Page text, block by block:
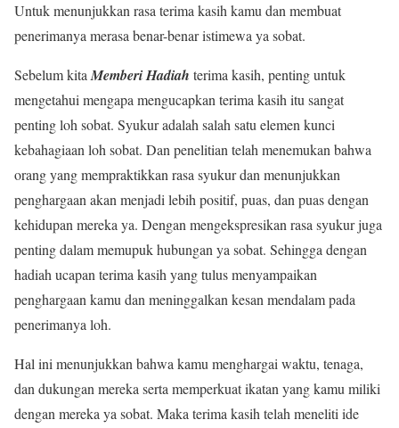
Untuk menunjukkan rasa terima kasih kamu dan membuat
penerimanya merasa benar-benar istimewa ya sobat.
Sebelum kita Memberi Hadiah terima kasih, penting untuk
mengetahui mengapa mengucapkan terima kasih itu sangat
penting loh sobat. Syukur adalah salah satu elemen kunci
kebahagiaan loh sobat. Dan penelitian telah menemukan bahwa
orang yang mempraktikkan rasa syukur dan menunjukkan
penghargaan akan menjadi lebih positif, puas, dan puas dengan
kehidupan mereka ya. Dengan mengekspresikan rasa syukur juga
penting dalam memupuk hubungan ya sobat. Sehingga dengan
hadiah ucapan terima kasih yang tulus menyampaikan
penghargaan kamu dan meninggalkan kesan mendalam pada
penerimanya loh.
Hal ini menunjukkan bahwa kamu menghargai waktu, tenaga,
dan dukungan mereka serta memperkuat ikatan yang kamu miliki
dengan mereka ya sobat. Maka terima kasih telah meneliti ide